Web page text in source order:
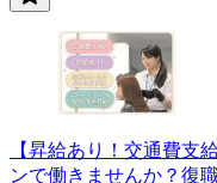
【昇給あり！交通費
ンで働きませんか？復